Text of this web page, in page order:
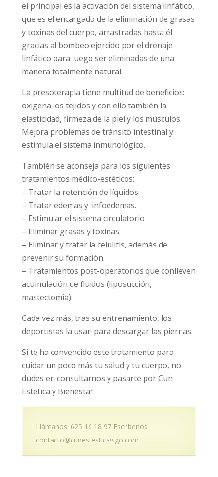
el principal es la activación del sistema linfático,
que es el encargado de la eliminación de grasas
y toxinas del cuerpo, arrastradas hasta él
gracias al bombeo ejercido por el drenaje
linfático para luego ser eliminadas de una
manera totalmente natural.
La presoterapia tiene multitud de beneficios:
oxigena los tejidos y con ello también la
elasticidad, firmeza de la piel y los músculos.
Mejora problemas de tránsito intestinal y
estimula el sistema inmunológico.
También se aconseja para los siguientes
tratamientos médico-estéticos:
– Tratar la retención de líquidos.
– Tratar edemas y linfoedemas.
– Estimular el sistema circulatorio.
– Eliminar grasas y toxinas.
– Eliminar y tratar la celulitis, además de
prevenir su formación.
– Tratamientos post-operatorios que conlleven
acumulación de fluidos (liposucción,
mastectomia).
Cada vez más, tras su entrenamiento, los
deportistas la usan para descargar las piernas.
Si te ha convencido este tratamiento para
cuidar un poco más tu salud y tu cuerpo, no
dudes en consultarnos y pasarte por Cun
Estética y Bienestar.
Llámanos: 625 16 18 97 Escríbenos:
contacto@cunestesticavigo.com